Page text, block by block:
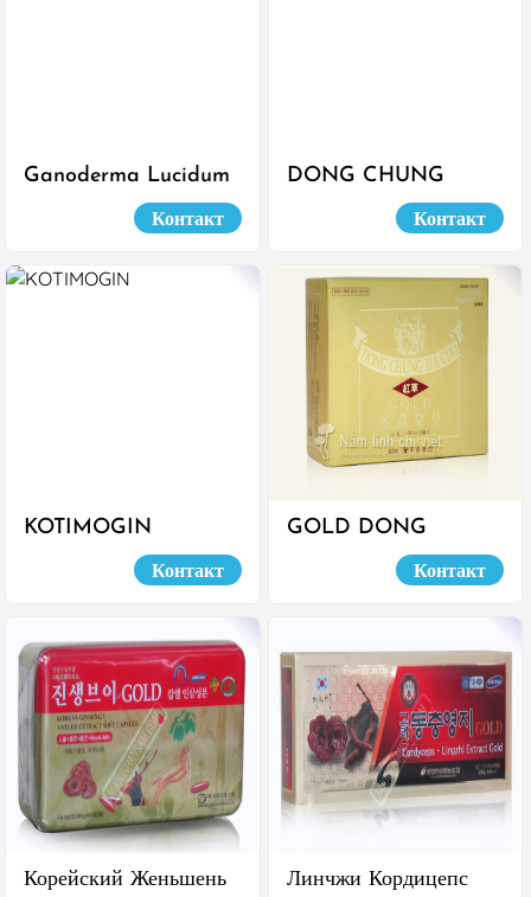
Ganoderma Lucidum
Контакт
DONG CHUNG
HACHO КАПСУЛЫ
Контакт
KOTIMOGIN
Контакт
GOLD DONG
CHUNG HACHO
Контакт
Корейский Женьшень
Линчжи Кордицепс